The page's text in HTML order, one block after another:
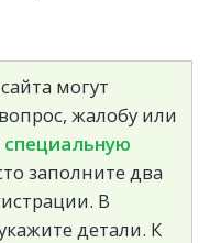
могут
жалобу или
специальную
заполните два
В
детали. К